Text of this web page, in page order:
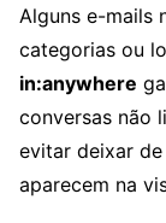
Alguns e-mails
categorias ou
in:anywhere
conversas não
evitar deixar
aparecem na